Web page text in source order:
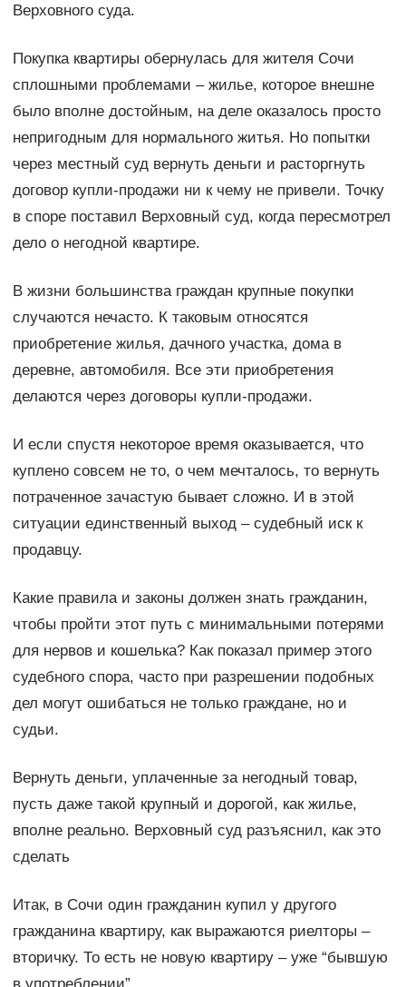
Верховного суда.
Покупка квартиры обернулась для жителя Сочи
сплошными проблемами – жилье, которое внешне
было вполне достойным, на деле оказалось просто
непригодным для нормального житья. Но попытки
через местный суд вернуть деньги и расторгнуть
договор купли-продажи ни к чему не привели. Точку
в споре поставил Верховный суд, когда пересмотрел
дело о негодной квартире.
В жизни большинства граждан крупные покупки
случаются нечасто. К таковым относятся
приобретение жилья, дачного участка, дома в
деревне, автомобиля. Все эти приобретения
делаются через договоры купли-продажи.
И если спустя некоторое время оказывается, что
куплено совсем не то, о чем мечталось, то вернуть
потраченное зачастую бывает сложно. И в этой
ситуации единственный выход – судебный иск к
продавцу.
Какие правила и законы должен знать гражданин,
чтобы пройти этот путь с минимальными потерями
для нервов и кошелька? Как показал пример этого
судебного спора, часто при разрешении подобных
дел могут ошибаться не только граждане, но и
судьи.
Вернуть деньги, уплаченные за негодный товар,
пусть даже такой крупный и дорогой, как жилье,
вполне реально. Верховный суд разъяснил, как это
сделать
Итак, в Сочи один гражданин купил у другого
гражданина квартиру, как выражаются риелторы –
вторичку. То есть не новую квартиру – уже “бывшую